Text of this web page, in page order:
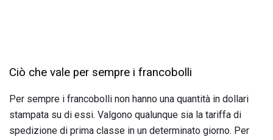
Ciò che vale per sempre i francobolli
Per sempre i francobolli non hanno una quantità in dollari
stampata su di essi. Valgono qualunque sia la tariffa di
spedizione di prima classe in un determinato giorno. Per